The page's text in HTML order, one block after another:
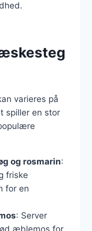
varieres på
spiller en stor
og rosmarin:
friske
for en
: Server
æblemos for